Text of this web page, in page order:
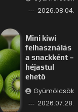
2026.08.04.
Mini kiwi
felhasználás
a snackként –
héjastul
ehető
Gyümölcsök
2026.07.28.